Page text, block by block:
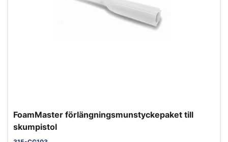
FoamMaster förlängningsmunstyckepaket till
skumpistol